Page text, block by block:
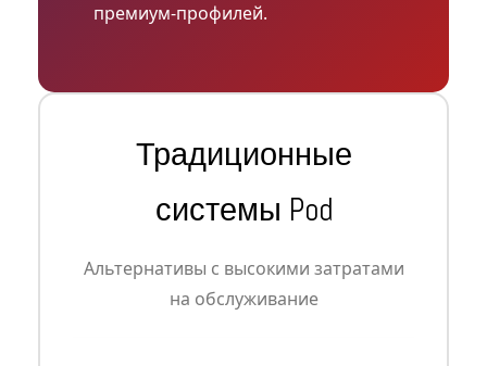
премиум-профилей.
Традиционные
системы Pod
Альтернативы с высокими затратами
на обслуживание